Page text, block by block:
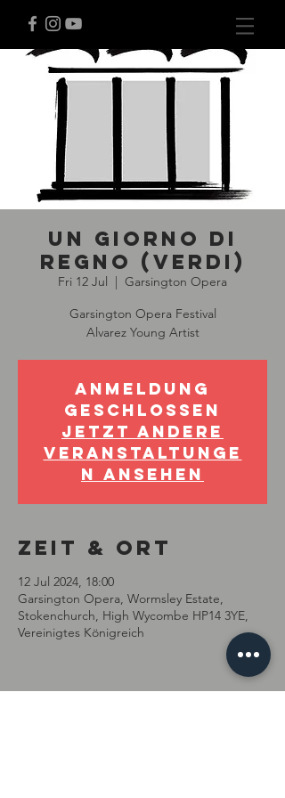
Un giorno di
regno (Verdi)
Fri 12 Jul
  |
Garsington Opera
Garsington Opera Festival
Alvarez Young Artist
Anmeldung
geschlossen
Jetzt andere
Veranstaltunge
n ansehen
Zeit & Ort
12 Jul 2024, 18:00
Garsington Opera, Wormsley Estate,
Stokenchurch, High Wycombe HP14 3YE,
Vereinigtes Königreich